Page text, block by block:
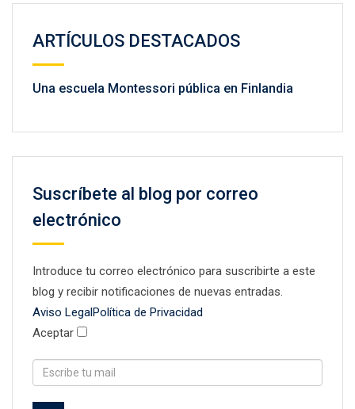
ARTÍCULOS DESTACADOS
Una escuela Montessori pública en Finlandia
Suscríbete al blog por correo
electrónico
Introduce tu correo electrónico para suscribirte a este
blog y recibir notificaciones de nuevas entradas.
Aviso LegalPolítica de Privacidad
Aceptar